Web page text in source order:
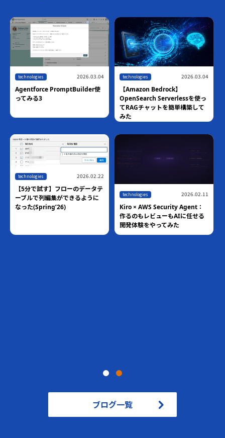
technologies 2026.03.04
Agentforce PromptBuilder使
ってみる3
technologies 2026.03.04
【Amazon Bedrock】
OpenSearch Serverlessを使っ
てRAGチャットを簡単構築して
みた
technologies 2026.02.22
【5分で試す】フローのデータテ
ーブルで列編集ができるように
なった(Spring’26)
technologies 2026.02.11
Kiro × AWS Security Agent：
作るのもレビューもAIに任せる
開発体験をやってみた
ブログ一覧